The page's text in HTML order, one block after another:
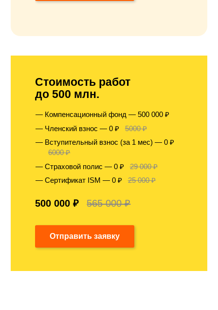
Стоимость работ
до 500 млн.
Компенсационный фонд — 500 000 ₽
Членский взнос — 0 ₽
5000 ₽
Вступительный взнос (за 1 мес) — 0 ₽
6000 ₽
Страховой полис — 0 ₽
29 000 ₽
Сертификат ISM — 0 ₽
25 000 ₽
500 000 ₽ 565 000 ₽
Отправить заявку